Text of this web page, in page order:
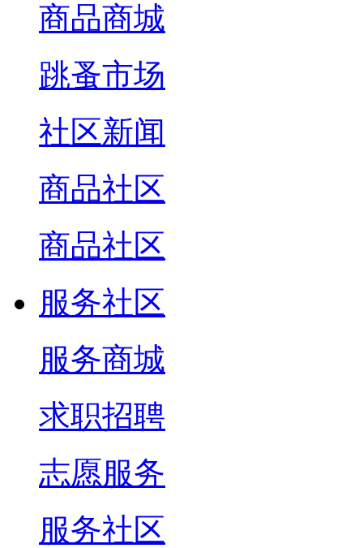
商品商城
跳蚤市场
社区新闻
商品社区
商品社区
服务社区
服务商城
求职招聘
志愿服务
服务社区